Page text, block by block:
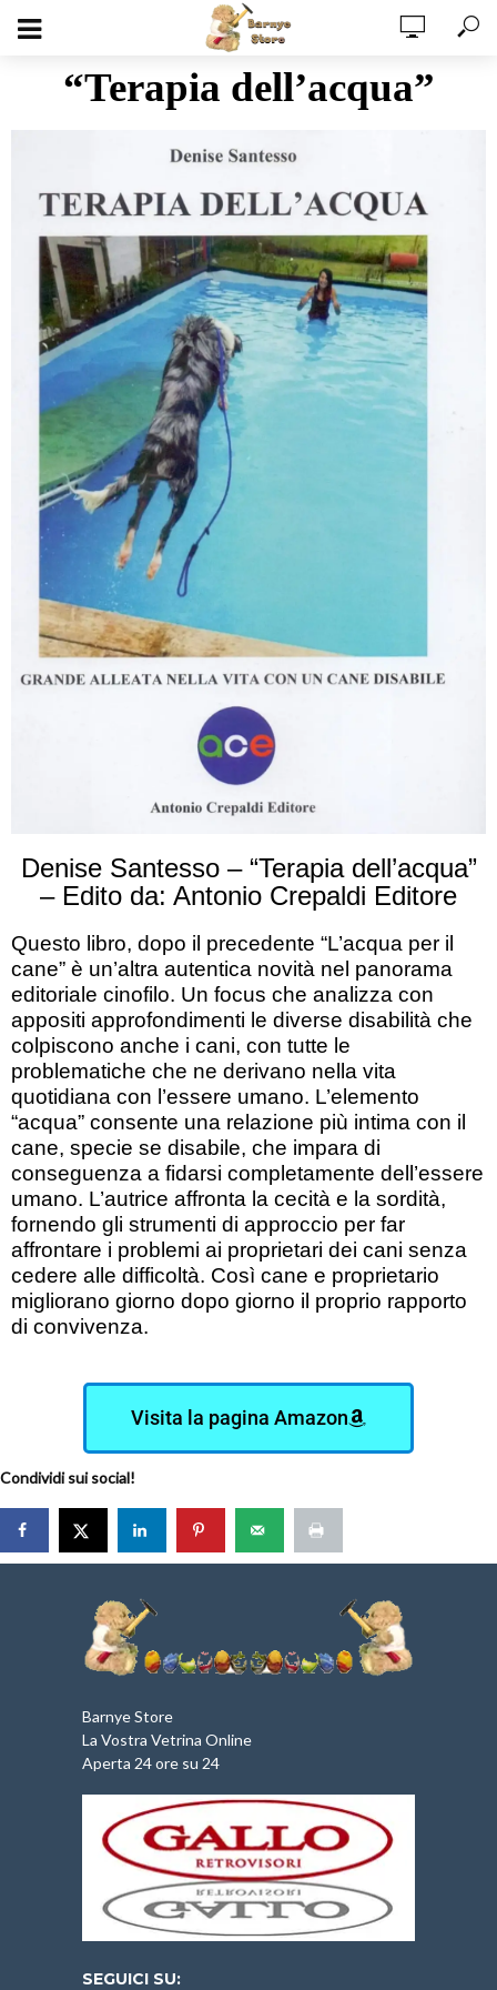
“Terapia dell’acqua”
Denise Santesso – “Terapia dell’acqua”
– Edito da: Antonio Crepaldi Editore
Questo libro, dopo il precedente “L’acqua per il
cane” è un’altra autentica novità nel panorama
editoriale cinofilo. Un focus che analizza con
appositi approfondimenti le diverse disabilità che
colpiscono anche i cani, con tutte le
problematiche che ne derivano nella vita
quotidiana con l’essere umano. L’elemento
“acqua” consente una relazione più intima con il
cane, specie se disabile, che impara di
conseguenza a fidarsi completamente dell’essere
umano. L’autrice affronta la cecità e la sordità,
fornendo gli strumenti di approccio per far
affrontare i problemi ai proprietari dei cani senza
cedere alle difficoltà. Così cane e proprietario
migliorano giorno dopo giorno il proprio rapporto
di convivenza.
Visita la pagina Amazon
Condividi sui social!
Barnye Store
La Vostra Vetrina Online
Aperta 24 ore su 24
SEGUICI SU: